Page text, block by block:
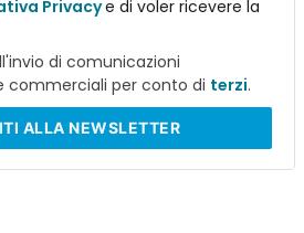
Privacye di voler ricevere la
di comunicazioni
commerciali per conto di terzi.
ALLA NEWSLETTER